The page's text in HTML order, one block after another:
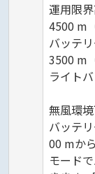
運用限界
4500 m
バッテリ
3500 m
ライト
無風環
バッテ
00 mか
モード